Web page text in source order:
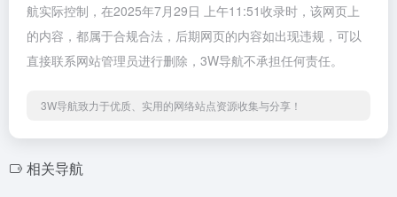
航实际控制，在2025年7月29日 上午11:51收录时，该网页上
的内容，都属于合规合法，后期网页的内容如出现违规，可以
直接联系网站管理员进行删除，3W导航不承担任何责任。
3W导航致力于优质、实用的网络站点资源收集与分享！
相关导航